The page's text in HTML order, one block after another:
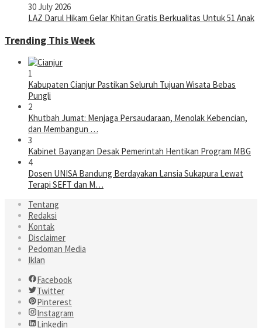
30 July 2026
LAZ Darul Hikam Gelar Khitan Gratis Berkualitas Untuk 51 Anak
Trending This Week
1
Kabupaten Cianjur Pastikan Seluruh Tujuan Wisata Bebas
Pungli
2
Khutbah Jumat: Menjaga Persaudaraan, Menolak Kebencian,
dan Membangun …
3
Kabinet Bayangan Desak Pemerintah Hentikan Program MBG
4
Dosen UNISA Bandung Berdayakan Lansia Sukapura Lewat
Terapi SEFT dan M…
Tentang
Redaksi
Kontak
Disclaimer
Pedoman Media
Iklan
Facebook
Twitter
Pinterest
Instagram
Linkedin